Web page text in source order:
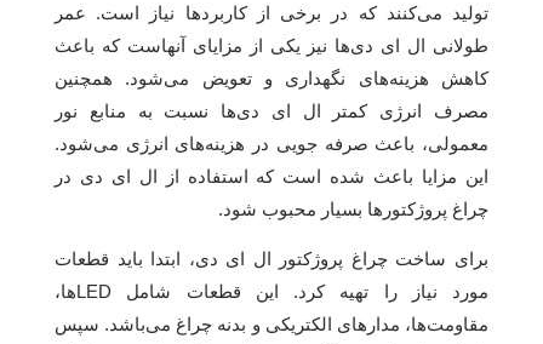
تولید می‌کنند که در برخی از کاربردها نیاز است. عمر
طولانی ال ای دی‌ها نیز یکی از مزایای آنهاست که باعث
کاهش هزینه‌های نگهداری و تعویض می‌شود. همچنین
مصرف انرژی کمتر ال ای دی‌ها نسبت به منابع نور
معمولی، باعث صرفه جویی در هزینه‌های انرژی می‌شود.
این مزایا باعث شده است که استفاده از ال ای دی در
چراغ پروژکتورها بسیار محبوب شود.
برای ساخت چراغ پروژکتور ال ای دی، ابتدا باید قطعات
مورد نیاز را تهیه کرد. این قطعات شامل LED‌ها،
مقاومت‌ها، مدارهای الکتریکی و بدنه چراغ می‌باشد. سپس